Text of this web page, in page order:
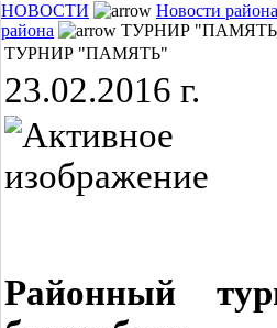
НОВОСТИ
Новости района
района
ТУРНИР
ТУРНИР "ПАМЯТЬ"
23.02.2016 г.
Районный